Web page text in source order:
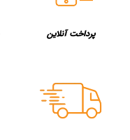
پرداخت آنلاین